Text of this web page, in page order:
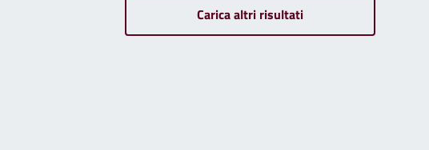
Carica altri risultati